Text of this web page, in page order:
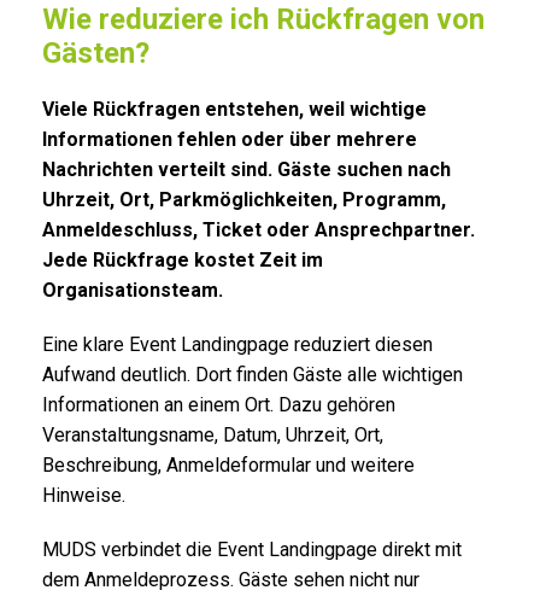
Wie reduziere ich Rückfragen von
Gästen?
Viele Rückfragen entstehen, weil wichtige
Informationen fehlen oder über mehrere
Nachrichten verteilt sind. Gäste suchen nach
Uhrzeit, Ort, Parkmöglichkeiten, Programm,
Anmeldeschluss, Ticket oder Ansprechpartner.
Jede Rückfrage kostet Zeit im
Organisationsteam.
Eine klare Event Landingpage reduziert diesen
Aufwand deutlich. Dort finden Gäste alle wichtigen
Informationen an einem Ort. Dazu gehören
Veranstaltungsname, Datum, Uhrzeit, Ort,
Beschreibung, Anmeldeformular und weitere
Hinweise.
MUDS verbindet die Event Landingpage direkt mit
dem Anmeldeprozess. Gäste sehen nicht nur